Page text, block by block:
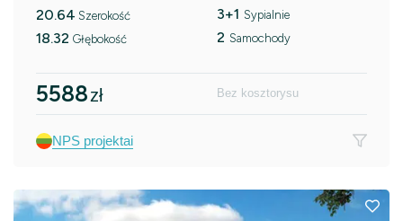
20.64 Szerokość
18.32 Głębokość
3+1 Sypialnie
2 Samochody
5588zł Bez kosztorysu
NPS projektai